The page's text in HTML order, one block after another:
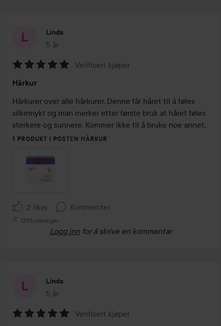
Linda
5 år
Innlegget ble opprettet 5 år
5
av
5
Verifisert kjøper
Hårkur
Hårkurer over alle hårkurer. Denne får håret til å føles
silkemykt og man merker etter første bruk at håret føles
sterkere og sunnere. Kommer ikke til å bruke noe annet.
1 PRODUKT I POSTEN HÅRKUR
2 liker Kommenter
1296 visninger
Logg inn for å skrive en kommentar
Linda
5 år
Innlegget ble opprettet 5 år
Verifisert kjøper